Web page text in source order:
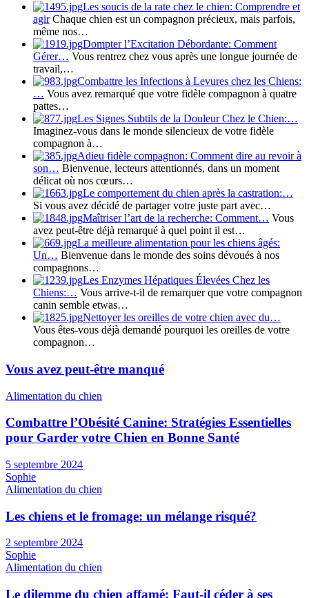
Les soucis de la rate chez le chien: Comprendre et
agirChaque chien est un compagnon précieux, mais parfois,
même nos…
Dompter l’Excitation Débordante: Comment
Gérer… Vous rentrez chez vous après une longue journée de
travail,…
Combattre les Infections à Levures chez les Chiens:
… Vous avez remarqué que votre fidèle compagnon à quatre
pattes…
Les Signes Subtils de la Douleur Chez le Chien:…
Imaginez-vous dans le monde silencieux de votre fidèle
compagnon à…
Adieu fidèle compagnon: Comment dire au revoir à
son… Bienvenue, lecteurs attentionnés, dans un moment
délicat où nos cœurs…
Le comportement du chien après la castration:…
Si vous avez décidé de partager votre juste part avec…
Maîtriser l’art de la recherche: Comment… Vous
avez peut-être déjà remarqué à quel point il est…
La meilleure alimentation pour les chiens âgés:
Un… Bienvenue dans le monde des soins dévoués à nos
compagnons…
Les Enzymes Hépatiques Élevées Chez les
Chiens:… Vous arrive-t-il de remarquer que votre compagnon
canin semble etwas…
Nettoyer les oreilles de votre chien avec du…
Vous êtes-vous déjà demandé pourquoi les oreilles de votre
compagnon…
Vous avez peut-être manqué
Alimentation du chien
Combattre l’Obésité Canine: Stratégies Essentielles
pour Garder votre Chien en Bonne Santé
5 septembre 2024
Sophie
Alimentation du chien
Les chiens et le fromage: un mélange risqué?
2 septembre 2024
Sophie
Alimentation du chien
Le dilemme du chien affamé: Faut-il céder à ses